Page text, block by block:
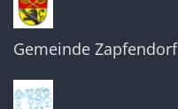
Gemeinde Zapfendorf